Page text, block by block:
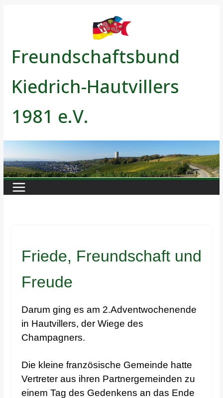
Freundschaftsbund
Kiedrich-Hautvillers
1981 e.V.
Friede, Freundschaft und
Freude
Darum ging es am 2.Adventwochenende
in Hautvillers, der Wiege des
Champagners.
Die kleine französische Gemeinde hatte
Vertreter aus ihren Partnergemeinden zu
einem Tag des Gedenkens an das Ende